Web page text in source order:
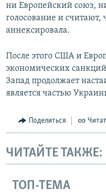
ни Европейский союз,
голосование и считают,
аннексировала.
После этого США и
экономических
Запад продолжает
является частью
Поделиться
ЧИТАЙТЕ ТАКЖЕ:
ТОП-ТЕМА